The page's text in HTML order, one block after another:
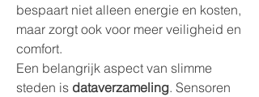
bespaart niet alleen energie en kosten,
maar zorgt ook voor meer veiligheid en
comfort.
Een belangrijk aspect van slimme
steden is dataverzameling. Sensoren